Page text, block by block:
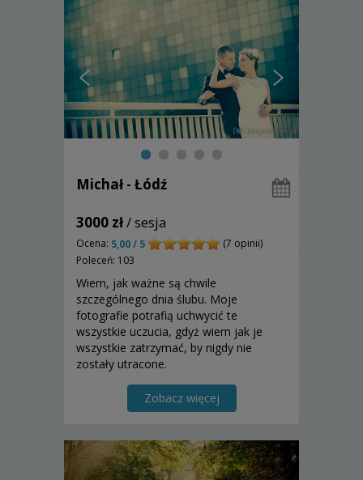
Michał - Łódź
3000 zł/ sesja
Ocena: 5,00 / 5
(7 opinii)
Poleceń: 103
Wiem, jak ważne są chwile
szczególnego dnia ślubu. Moje
fotografie potrafią uchwycić te
wszystkie uczucia, gdyż wiem jak je
wszystkie zatrzymać, by nigdy nie
zostały utracone.
Zobacz więcej